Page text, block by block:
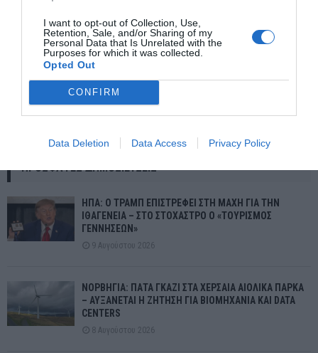
I want to opt-out of Collection, Use,
Retention, Sale, and/or Sharing of my
Personal Data that Is Unrelated with the
Purposes for which it was collected.
Opted Out
CONFIRM
Data Deletion Data Access Privacy Policy
Χόλιγουντ: Ο ηθοποιός Τζιν Χάκμαν και η σύζυγός του βρέθηκαν
νεκροί στο σπίτι τους.
ΠΡΌΣΦΑΤΕΣ ΔΗΜΟΣΙΕΎΣΕΙΣ
ΗΠΑ: Ο ΤΡΑΜΠ ΕΠΙΣΤΡΕΦΕΙ ΣΤΗ ΜΑΧΗ ΓΙΑ ΤΗΝ
ΙΘΑΓΕΝΕΙΑ – ΣΤΟ ΣΤΟΧΑΣΤΡΟ Ο «ΤΟΥΡΙΣΜΟΣ
ΓΕΝΝΗΣΕΩΝ»
9 Αυγούστου 2026
ΝΟΡΒΗΓΙΑ: ΠΑΤΑ ΓΚΑΖΙ ΣΤΑ ΧΕΡΣΑΙΑ ΑΙΟΛΙΚΑ ΠΑΡΚΑ
– ΑΥΞΑΝΕΤΑΙ Η ΖΗΤΗΣΗ ΓΙΑ ΒΙΟΜΗΧΑΝΙΑ ΚΑΙ DATA
CENTERS
8 Αυγούστου 2026